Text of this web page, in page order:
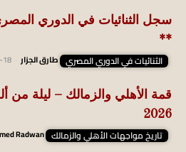
**
الثنائيات في الدوري المصري طارق الجزار 18
قمة الأهلي والزمالك – ليلة من
2026
تاريخ مواجهات الأهلي والزمالك Radwan